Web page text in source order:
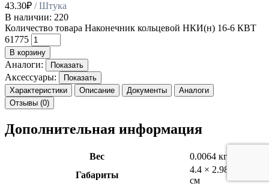
43.30₽ / Штука
В наличии: 220
Количество товара Наконечник кольцевой НКИ(н) 16-6 КВТ
61775
В корзину
Аналоги: Показать
Аксессуары:
Показать
Характеристики
Описание Документы
Аналоги
Отзывы (0)
Дополнительная информация
Вес
0.0064 кг
Габариты
4.4 × 2.98 × 0.74
см